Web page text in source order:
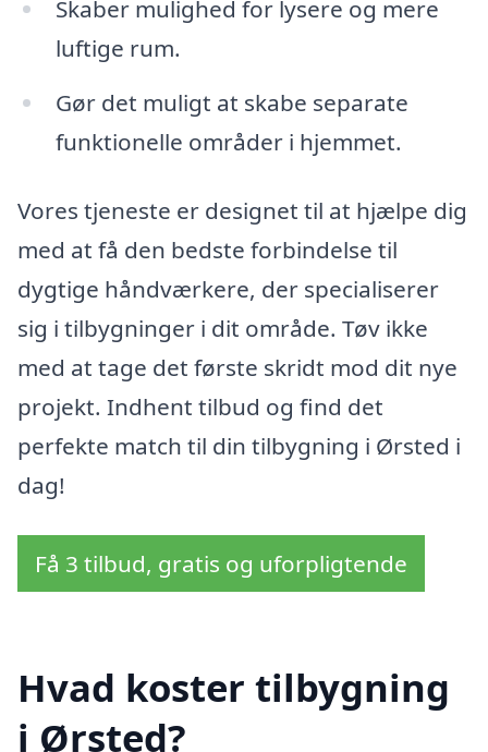
Skaber mulighed for lysere og mere
luftige rum.
Gør det muligt at skabe separate
funktionelle områder i hjemmet.
Vores tjeneste er designet til at hjælpe dig
med at få den bedste forbindelse til
dygtige håndværkere, der specialiserer
sig i tilbygninger i dit område. Tøv ikke
med at tage det første skridt mod dit nye
projekt. Indhent tilbud og find det
perfekte match til din tilbygning i Ørsted i
dag!
Få 3 tilbud, gratis og uforpligtende
Hvad koster tilbygning
i Ørsted?